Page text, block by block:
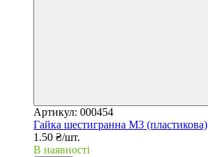
Артикул: 000454
Гайка шестигранна М3 (пластикова)
1.50 ₴/шт.
В наявності